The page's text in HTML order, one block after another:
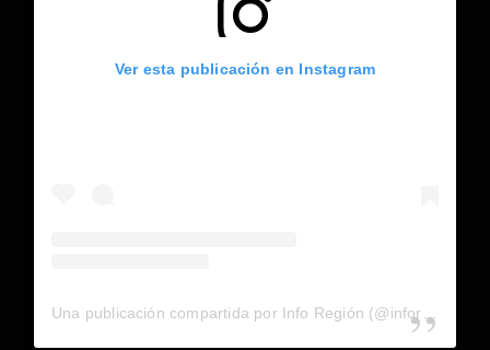
Ver esta publicación en Instagram
Una publicación compartida por Info Región (@inforegion_redes)